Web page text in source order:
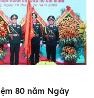
80 năm Ngày